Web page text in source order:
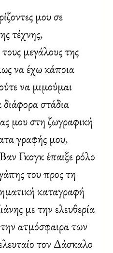
μου σε
τέχνης,
μεγάλους της
να έχω κάποια
να μιμούμαι
στάδια
μου στη ζωγραφική
γραφής μου,
Γκογκ έπαιξε ρόλο
του προς τη
καταγραφή
με την ελευθερία
την ατμόσφαιρα των
τον Δάσκαλο